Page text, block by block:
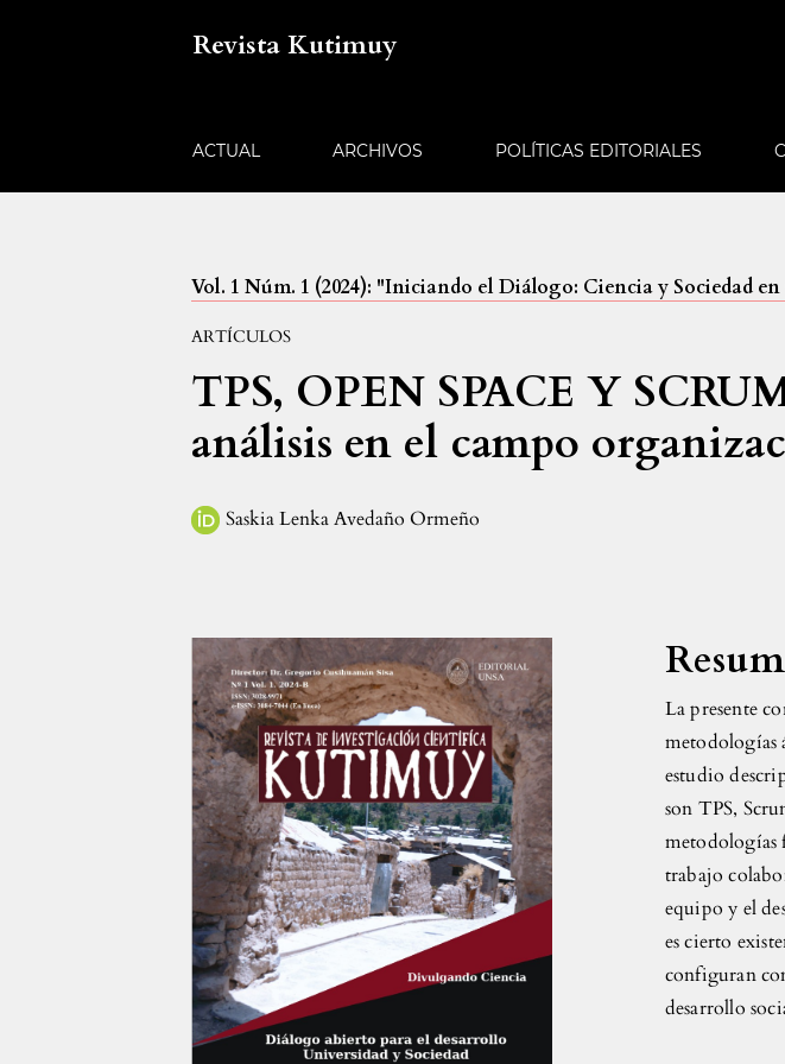
Revista Kutimuy
ACTUAL ARCHIVOS POLÍTICAS EDITORIALES
Vol. 1 Núm. 1 (2024): "Iniciando el Diálogo: Ciencia y Sociedad
ARTÍCULOS
TPS, OPEN SPACE Y
análisis en el campo
Saskia Lenka Avedaño Ormeño
La presente
metodologías
estudio
son TPS,
metodologías
trabajo
equipo y el
es cierto
configuran
desarrollo